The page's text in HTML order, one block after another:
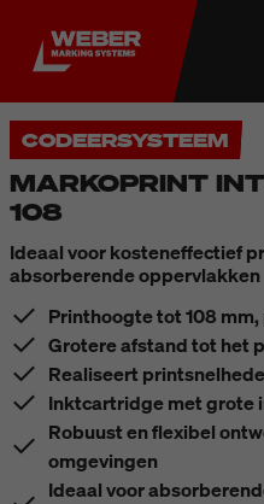
CODEERSYSTEEM
MARKOPRINT
108
Ideaal voor kosteneffectief
absorberende oppervlakken
Printhoogte tot 108
Grotere afstand tot het
Realiseert
Inktcartridge met grote
Robuust en flexibel
omgevingen
Ideaal voor